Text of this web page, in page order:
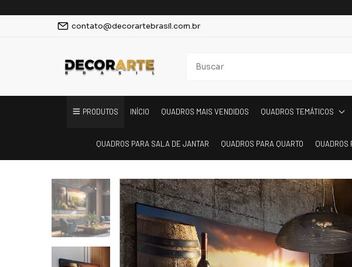
contato@decorartebrasil.com.br
PRODUTOS INÍCIO QUADROS MAIS VENDIDOS QUADROS TEMÁTICOS
QUADROS PARA SALA DE JANTAR QUADROS PARA QUARTO QUADROS